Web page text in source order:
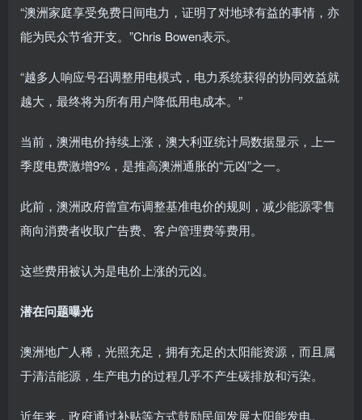
“澳洲家庭享受免费日间电力，证明了对地球有益的事情，亦
能为民众节省开支。”Chris Bowen表示。
“越多人响应号召调整用电模式，电力系统获得的协同效益就
越大，最终将为所有用户降低用电成本。”
当前，澳洲电价持续上涨，澳大利亚统计局数据显示，上一
季度电费激增9%，是推高澳洲通胀的“元凶”之一。
此前，澳洲政府曾宣布调整基准电价的规则，减少能源零售
商向消费者收取广告费、客户管理费等费用。
这些费用被认为是电价上涨的元凶。
潜在问题曝光
澳洲地广人稀，光照充足，拥有充足的太阳能资源，而且属
于清洁能源，生产电力的过程几乎不产生碳排放和污染。
近年来，政府通过补贴等方式鼓励民间发展太阳能发电。